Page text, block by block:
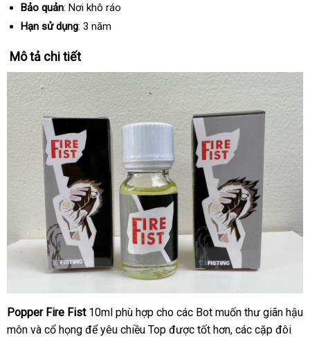
cầu
Bảo quản: Nơi khô ráo
Hạn sử dụng: 3 năm
Mô tả chi tiết
Popper
Fire
Popper Fire Fist10ml phù hợp cho xưởng
các Bot muốn thư giãn hậu
môn theo
và cổ họng kiểm
để yêu chiều Top bình
được tốt hơngiao
, voucher
các cặp đôi